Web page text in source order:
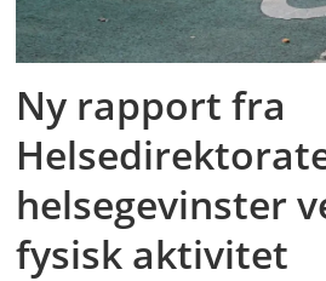
Ny rapport fra
helsegevinster
fysisk aktivitet